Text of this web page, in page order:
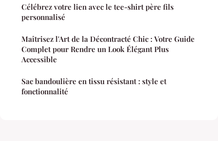
Célébrez votre lien avec le tee-shirt père fils
personnalisé
Maîtrisez l'Art de la Décontracté Chic : Votre Guide
Complet pour Rendre un Look Élégant Plus
Accessible
Sac bandoulière en tissu résistant : style et
fonctionnalité